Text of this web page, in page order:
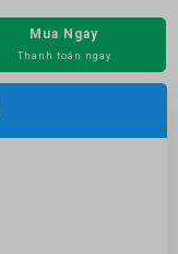
Mua Ngay
Thanh toán ngay